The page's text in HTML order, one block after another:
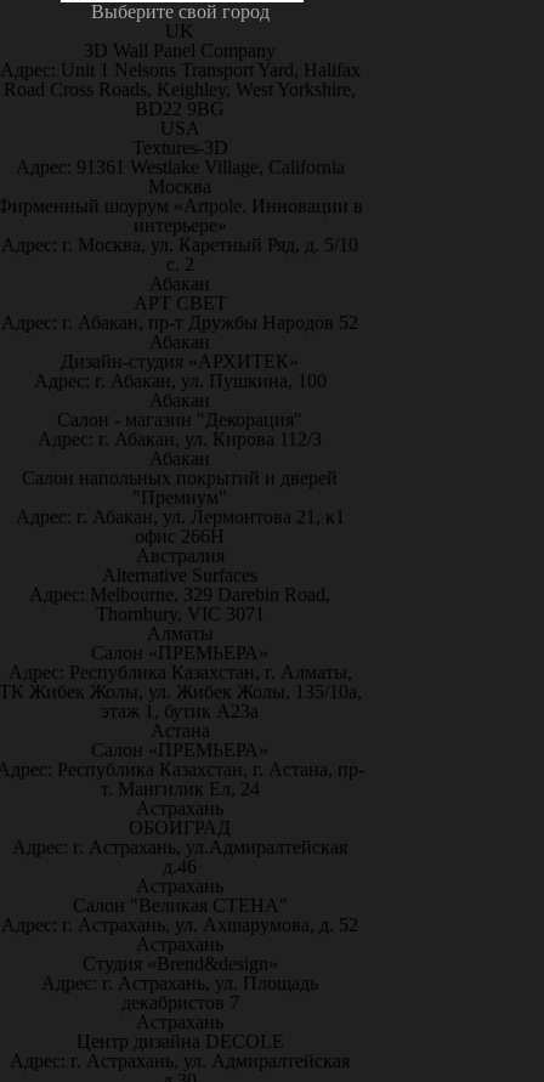
Выберите свой город
UK
3D Wall Panel Company
Адрес: Unit 1 Nelsons Transport Yard, Halifax
Road Cross Roads, Keighley, West Yorkshire,
BD22 9BG
USA
Textures-3D
Адрес: 91361 Westlake Village, California
Москва
шоурум «Artpole. Инновации в
интерьере»
Адрес: г. Москва, ул. Каретный Ряд, д. 5/10
с. 2
Абакан
АРТ СВЕТ
Адрес: г. Абакан, пр-т Дружбы Народов 52
Абакан
Дизайн-студия «АРХИТЕК»
Адрес: г. Абакан, ул. Пушкина, 100
Абакан
Салон - магазин "Декорация"
Адрес: г. Абакан, ул. Кирова 112/3
Абакан
Салон напольных покрытий и дверей
"Премиум"
Адрес: г. Абакан, ул. Лермонтова 21, к1
офис 266Н
Австралия
Alternative Surfaces
Адрес: Melbourne, 329 Darebin Road,
Thornbury, VIC 3071
Алматы
Салон «ПРЕМЬЕРА»
Адрес: Республика Казахстан, г. Алматы,
Жибек Жолы, ул. Жибек Жолы, 135/10а,
этаж 1, бутик А23а
Астана
Салон «ПРЕМЬЕРА»
Республика Казахстан, г. Астана, пр-
т. Мангилик Ел, 24
Астрахань
ОБОИГРАД
Адрес: г. Астрахань, ул.Адмиралтейская
д.46
Астрахань
Салон "Великая СТЕНА"
Адрес: г. Астрахань, ул. Ахшарумова, д. 52
Астрахань
Студия «Brend&design»
Адрес: г. Астрахань, ул. Площадь
декабристов 7
Астрахань
Центр дизайна DECOLE
Адрес: г. Астрахань, ул. Адмиралтейская